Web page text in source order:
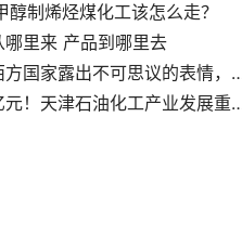
制烯烃煤化工该怎么走？
里来 产品到哪里去
中国又一个里程碑，西方国家露
2023年规模达2200亿元！